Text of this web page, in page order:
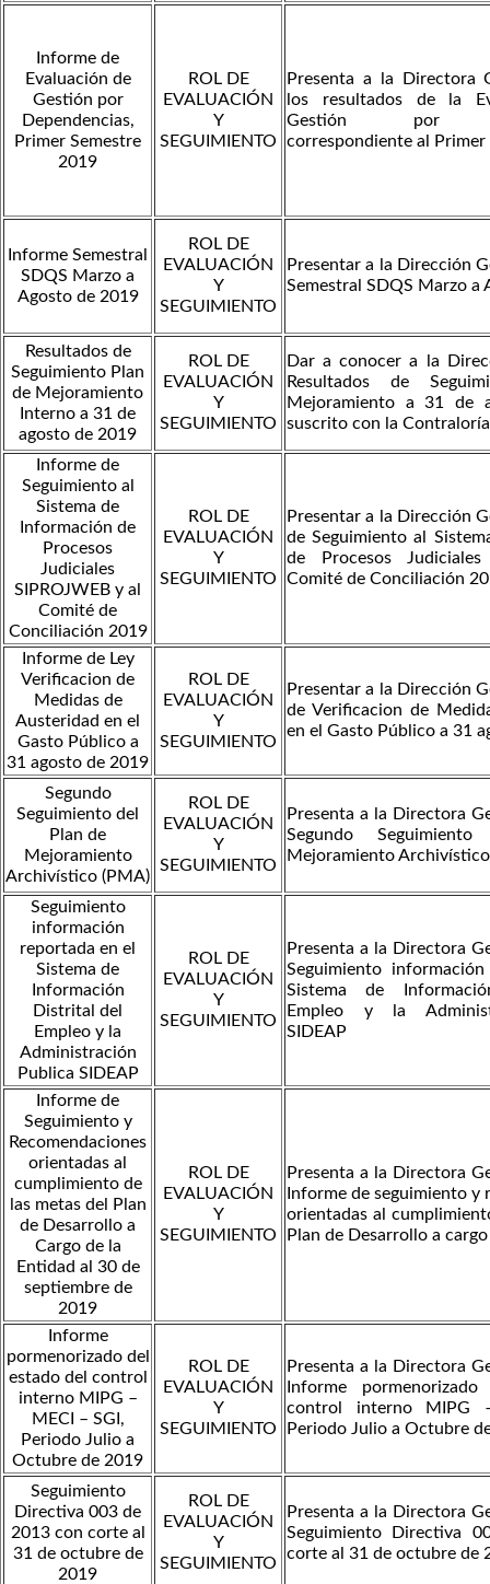
Informe de
Evaluación de
Gestión por
Dependencias,
Primer Semestre
2019
ROL DE
EVALUACIÓN
Y
SEGUIMIENTO
Presenta a la Directora
los resultados de la
Gestión por
correspondiente al Primer
Informe Semestral
SDQS Marzo a
Agosto de 2019
ROL DE
EVALUACIÓN
Y
SEGUIMIENTO
Presentar a la Dirección
Semestral SDQS Marzo a
Resultados de
Seguimiento Plan
de Mejoramiento
Interno a 31 de
agosto de 2019
ROL DE
EVALUACIÓN
Y
SEGUIMIENTO
Dar a conocer a la
Resultados de
Mejoramiento a 31 de
suscrito con la
Informe de
Seguimiento al
Sistema de
Información de
Procesos
Judiciales
SIPROJWEB y al
Comité de
Conciliación 2019
ROL DE
EVALUACIÓN
Y
SEGUIMIENTO
Presentar a la Dirección
de Seguimiento al
de Procesos Judiciales
Comité de Conciliación
Informe de Ley
Verificacion de
Medidas de
Austeridad en el
Gasto Público a
31 agosto de 2019
ROL DE
EVALUACIÓN
Y
SEGUIMIENTO
Presentar a la Dirección
de Verificacion de
en el Gasto Público a 31
Segundo
Seguimiento del
Plan de
Mejoramiento
Archivístico (PMA)
ROL DE
EVALUACIÓN
Y
SEGUIMIENTO
Presenta a la Directora
Segundo
Mejoramiento
Seguimiento
información
reportada en el
Sistema de
Información
Distrital del
Empleo y la
Administración
Publica SIDEAP
ROL DE
EVALUACIÓN
Y
SEGUIMIENTO
Presenta a la Directora
Seguimiento
Sistema de
Empleo y la
SIDEAP
Informe de
Seguimiento y
Recomendaciones
orientadas al
cumplimiento de
las metas del Plan
de Desarrollo a
Cargo de la
Entidad al 30 de
septiembre de
2019
ROL DE
EVALUACIÓN
Y
SEGUIMIENTO
Presenta a la Directora
Informe de seguimiento y
orientadas al
Plan de Desarrollo a
Informe
pormenorizado del
estado del control
interno MIPG –
MECI – SGI,
Periodo Julio a
Octubre de 2019
ROL DE
EVALUACIÓN
Y
SEGUIMIENTO
Presenta a la Directora
Informe
control interno MIPG
Periodo Julio a Octubre
Seguimiento
Directiva 003 de
2013 con corte al
31 de octubre de
2019
ROL DE
EVALUACIÓN
Y
SEGUIMIENTO
Presenta a la Directora
Seguimiento Directiva
corte al 31 de octubre de